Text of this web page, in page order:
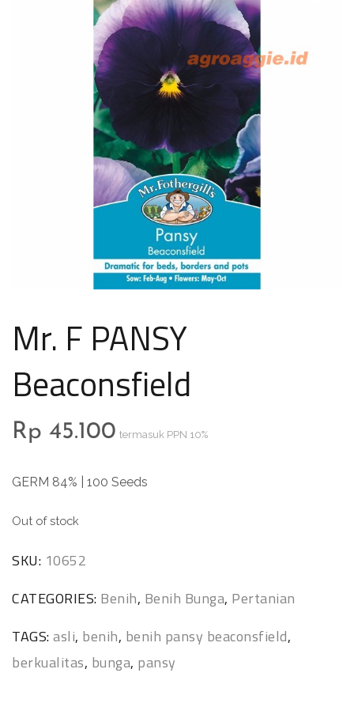
Mr. F PANSY
Beaconsfield
Rp 45.100 termasuk PPN 10%
GERM 84% | 100 Seeds
Out of stock
SKU: 10652
CATEGORIES: Benih, Benih Bunga, Pertanian
TAGS:asli, benih, benih pansy beaconsfield,
berkualitas, bunga, pansy